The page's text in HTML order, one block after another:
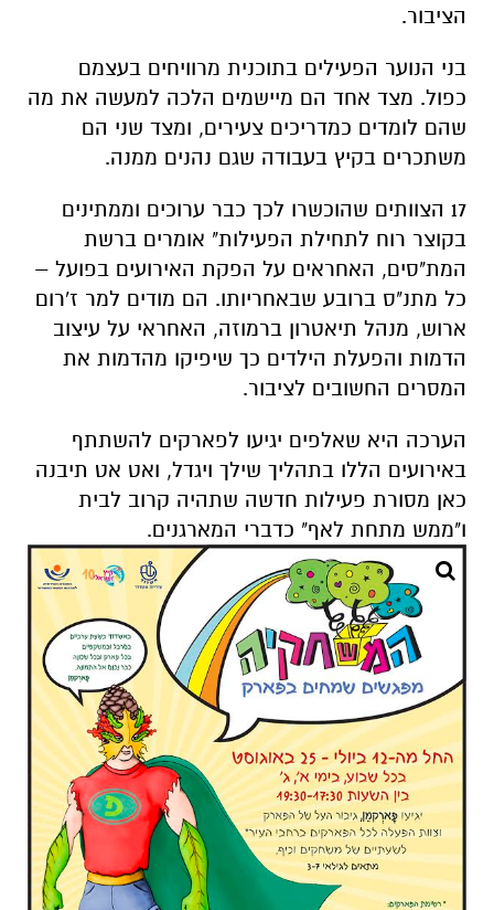
הציבור.
בני הנוער הפעילים בתוכנית מרוויחים בעצמם
כפול. מצד אחד הם מיישמים הלכה למעשה את מה
שהם לומדים כמדריכים צעירים, ומצד שני הם
משתכרים בקיץ בעבודה שגם נהנים ממנה.
17 הצוותים שהוכשרו לכך כבר ערוכים וממתינים
בקוצר רוח לתחילת הפעילות" אומרים ברשת
המת"סים, האחראים על הפקת האירועים בפועל –
כל מתנ"ס ברובע שבאחריותו. הם מודים למר ז'רום
ארוש, מנהל תיאטרון ברמוזה, האחראי על עיצוב
הדמות והפעלת הילדים כך שיפיקו מהדמות את
המסרים החשובים לציבור.
הערכה היא שאלפים יגיעו לפארקים להשתתף
באירועים הללו בתהליך שילך ויגדל, ואט אט תיבנה
כאן מסורת פעילות חדשה שתהיה קרוב לבית
ו"ממש מתחת לאף" כדברי המארגנים.